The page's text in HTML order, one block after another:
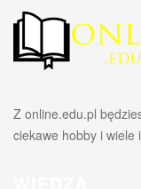
Z online.edu.pl
ciekawe hobby i wiele